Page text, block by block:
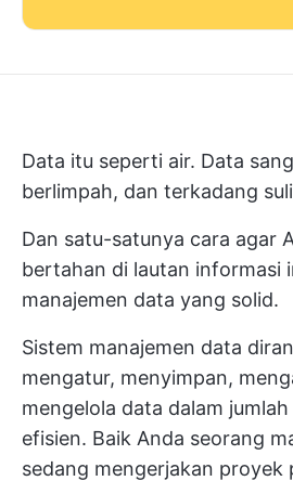
Data itu seperti air. Data
berlimpah, dan terkadang
Dan satu-satunya cara agar
bertahan di lautan informasi
manajemen data yang solid.
Sistem manajemen data
mengatur, menyimpan,
mengelola data dalam
efisien. Baik Anda seorang
sedang mengerjakan proyek